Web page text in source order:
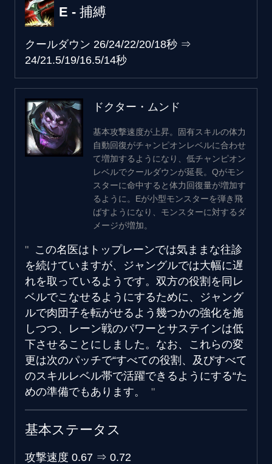
E - 捕縛
クールダウン 26/24/22/20/18秒 ⇒
24/21.5/19/16.5/14秒
ドクター・ムンド
基本攻撃速度が上昇。固有スキルの体力
自動回復がチャンピオンレベルに合わせ
て増加するようになり、低チャンピオン
レベルでクールダウンが延長。Qがモン
スターに命中すると体力回復量が増加す
るように。Eが小型モンスターを弾き飛
ばすようになり、モンスターに対するダ
メージが増加。
この名医はトップレーンでは気ままな往診
を続けていますが、ジャングルでは大幅に遅
れを取っているようです。双方の役割を同レ
ベルでこなせるようにするために、ジャング
ルで肉団子を転がせるよう幾つかの強化を施
しつつ、レーン戦のパワーとサステインは低
下させることにしました。なお、これらの変
更は次のパッチで“すべての役割、及びすべて
のスキルレベル帯で活躍できるようにする“た
めの準備でもあります。
基本ステータス
攻撃速度 0.67 ⇒ 0.72